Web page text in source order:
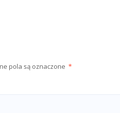
pola są oznaczone *